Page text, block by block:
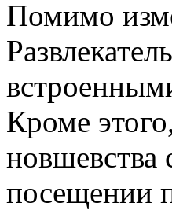
Помимо
Кроме
новшевства
посещении